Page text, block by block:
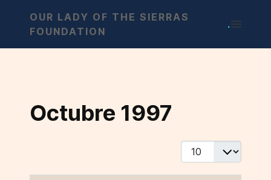
OUR LADY OF THE SIERRAS
FOUNDATION
.
Octubre 1997
Display #